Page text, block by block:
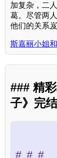
加复杂，二
葛。尽管两
他们的关系岌
斯嘉丽小姐
### 精
子》完